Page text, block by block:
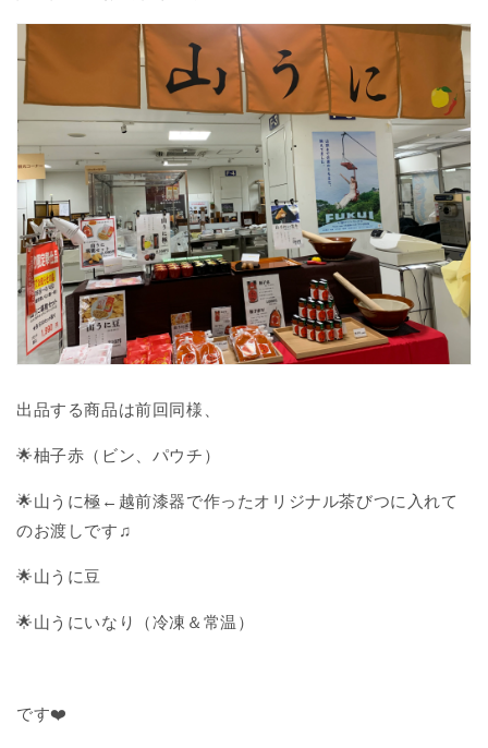
出品する商品は前回同様、
🌟柚子赤（ビン、パウチ）
🌟山うに極←越前漆器で作ったオリジナル茶びつに入れて
のお渡しです♫
🌟山うに豆
🌟山うにいなり（冷凍＆常温）
です❤️